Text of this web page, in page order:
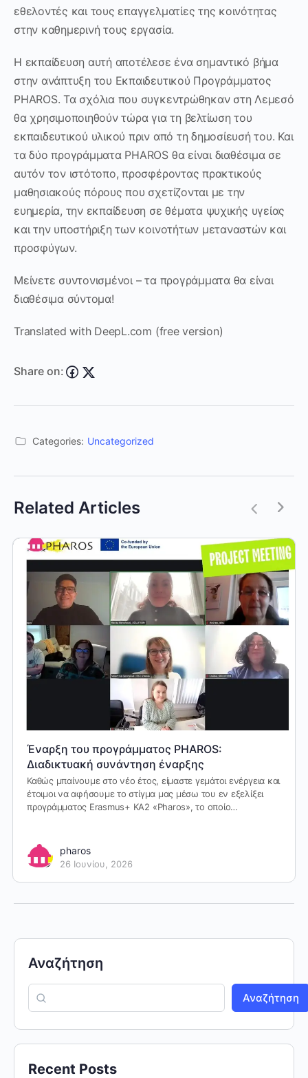
εθελοντές και τους επαγγελματίες της κοινότητας
στην καθημερινή τους εργασία.
Η εκπαίδευση αυτή αποτέλεσε ένα σημαντικό βήμα
στην ανάπτυξη του Εκπαιδευτικού Προγράμματος
PHAROS. Τα σχόλια που συγκεντρώθηκαν στη Λεμεσό
θα χρησιμοποιηθούν τώρα για τη βελτίωση του
εκπαιδευτικού υλικού πριν από τη δημοσίευσή του. Και
τα δύο προγράμματα PHAROS θα είναι διαθέσιμα σε
αυτόν τον ιστότοπο, προσφέροντας πρακτικούς
μαθησιακούς πόρους που σχετίζονται με την
ευημερία, την εκπαίδευση σε θέματα ψυχικής υγείας
και την υποστήριξη των κοινοτήτων μεταναστών και
προσφύγων.
Μείνετε συντονισμένοι – τα προγράμματα θα είναι
διαθέσιμα σύντομα!
Translated with DeepL.com (free version)
Share on:
Categories: Uncategorized
Related Articles
Έναρξη του προγράμματος PHAROS:
Διαδικτυακή συνάντηση έναρξης
Καθώς μπαίνουμε στο νέο έτος, είμαστε γεμάτοι ενέργεια και
έτοιμοι να αφήσουμε το στίγμα μας μέσω του εν εξελίξει
προγράμματος Erasmus+ KA2 «Pharos», το οποίο…
pharos
26 Ιουνίου, 2026
Αναζήτηση
Αναζήτηση
Recent Posts